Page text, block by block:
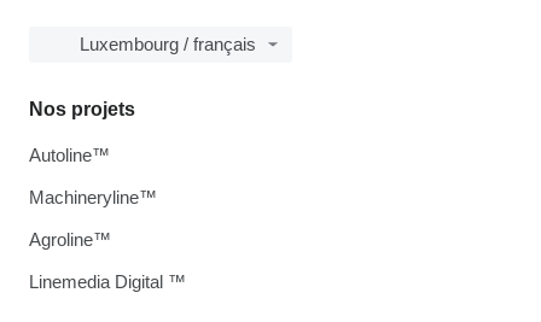
Luxembourg / français
Nos projets
Autoline™
Machineryline™
Agroline™
Linemedia Digital ™